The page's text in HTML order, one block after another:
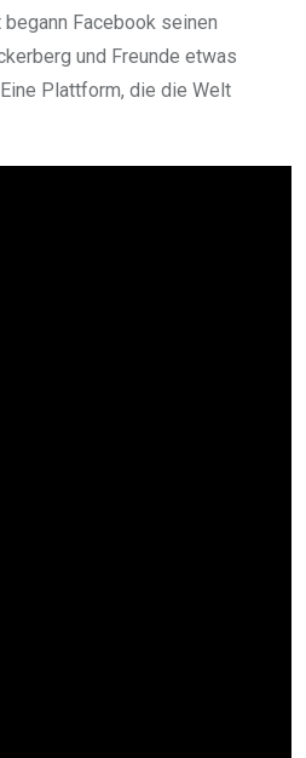
Facebook seinen
und Freunde etwas
Plattform, die die Welt